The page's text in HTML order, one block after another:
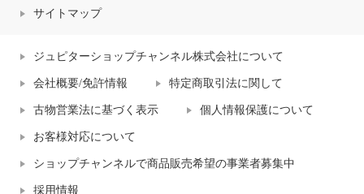
サイトマップ
ジュピターショップチャンネル株式会社について
会社概要/免許情報 特定商取引法に関して
古物営業法に基づく表示 個人情報保護について
お客様対応について
ショップチャンネルで商品販売希望の事業者募集中
採用情報